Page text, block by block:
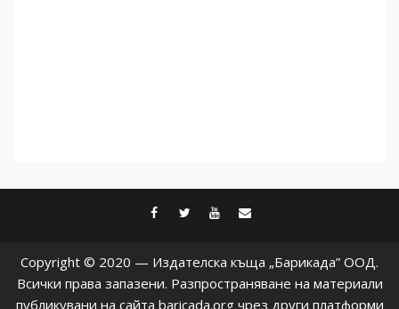
facebook
twitter
youtube
Copyright © 2020 — Издателска къща „Барикада” ООД.
Всички права запазени. Разпространяване на материали
публикувани на сайта baricada.org чрез други платформи